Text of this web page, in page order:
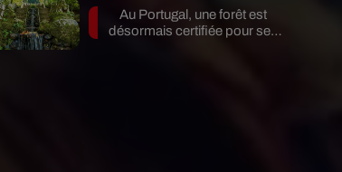
Au Portugal, une forêt est
désormais certifiée pour ses